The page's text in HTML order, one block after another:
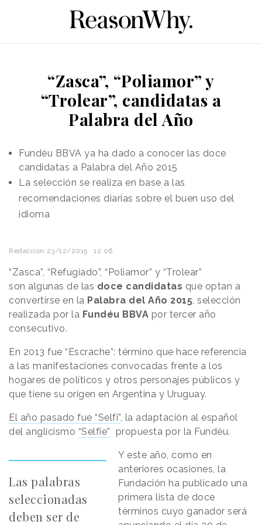
“Zasca”, “Poliamor” y
“Trolear”, candidatas a
Palabra del Año
Fundéu BBVA ya ha dado a conocer las doce
candidatas a Palabra del Año 2015
La selección se realiza en base a las
recomendaciones diarias sobre el buen uso del
idioma
Redacción 23/12/2015 · 12:06
“Zasca”, “Refugiado”, “Poliamor” y “Trolear”
son algunas de las doce candidatas que optan a
convertirse en la Palabra del Año 2015 , selección
realizada por la Fundéu BBVA por tercer año
consecutivo.
En 2013 fue “Escrache”: término que hace referencia
a las manifestaciones convocadas frente a los
hogares de políticos y otros personajes públicos y
que tiene su origen en Argentina y Uruguay.
El año pasado fue “Selfi”, la adaptación al español
del anglicismo “Selfie” propuesta por la Fundéu.
Las palabras
seleccionadas
deben ser de
Y este año, como en
anteriores ocasiones, la
Fundación ha publicado una
primera lista de doce
términos cuyo ganador será